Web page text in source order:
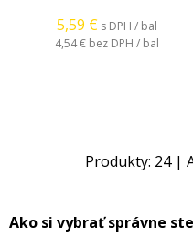
5,59 € s DPH / bal
4,54 € bez DPH / bal
Produkty: 24|
Ako si vybrať správne